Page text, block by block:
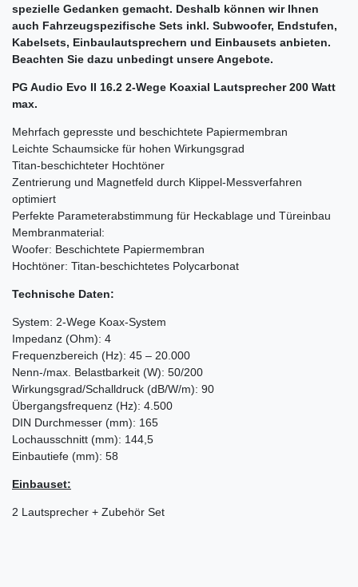
spezielle Gedanken gemacht. Deshalb können wir Ihnen
auch Fahrzeugspezifische Sets inkl. Subwoofer, Endstufen,
Kabelsets, Einbaulautsprechern und Einbausets anbieten.
Beachten Sie dazu unbedingt unsere Angebote.
PG Audio Evo II 16.2 2-Wege Koaxial Lautsprecher 200 Watt
max.
Mehrfach gepresste und beschichtete Papiermembran
Leichte Schaumsicke für hohen Wirkungsgrad
Titan-beschichteter Hochtöner
Zentrierung und Magnetfeld durch Klippel-Messverfahren
optimiert
Perfekte Parameterabstimmung für Heckablage und Türeinbau
Membranmaterial:
Woofer: Beschichtete Papiermembran
Hochtöner: Titan-beschichtetes Polycarbonat
Technische Daten:
System: 2-Wege Koax-System
Impedanz (Ohm): 4
Frequenzbereich (Hz): 45 – 20.000
Nenn-/max. Belastbarkeit (W): 50/200
Wirkungsgrad/Schalldruck (dB/W/m): 90
Übergangsfrequenz (Hz): 4.500
DIN Durchmesser (mm): 165
Lochausschnitt (mm): 144,5
Einbautiefe (mm): 58
Einbauset:
2 Lautsprecher + Zubehör Set